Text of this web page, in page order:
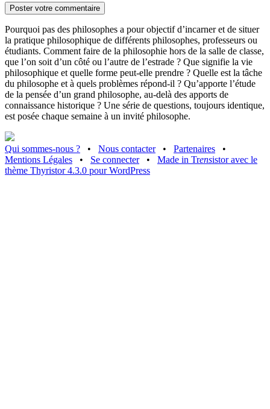
Pourquoi pas des philosophes a pour objectif d’incarner et de situer
la pratique philosophique de différents philosophes, professeurs ou
étudiants. Comment faire de la philosophie hors de la salle de classe,
que l’on soit d’un côté ou l’autre de l’estrade ? Que signifie la vie
philosophique et quelle forme peut-elle prendre ? Quelle est la tâche
du philosophe et à quels problèmes répond-il ? Qu’apporte l’étude
de la pensée d’un grand philosophe, au-delà des apports de
connaissance historique ? Une série de questions, toujours identique,
est posée chaque semaine à un invité philosophe.
Qui sommes-nous ? • Nous contacter • Partenaires
•
Mentions Légales
• Se connecter • Made in Trensistor avec le
thème Thyristor 4.3.0 pour WordPress